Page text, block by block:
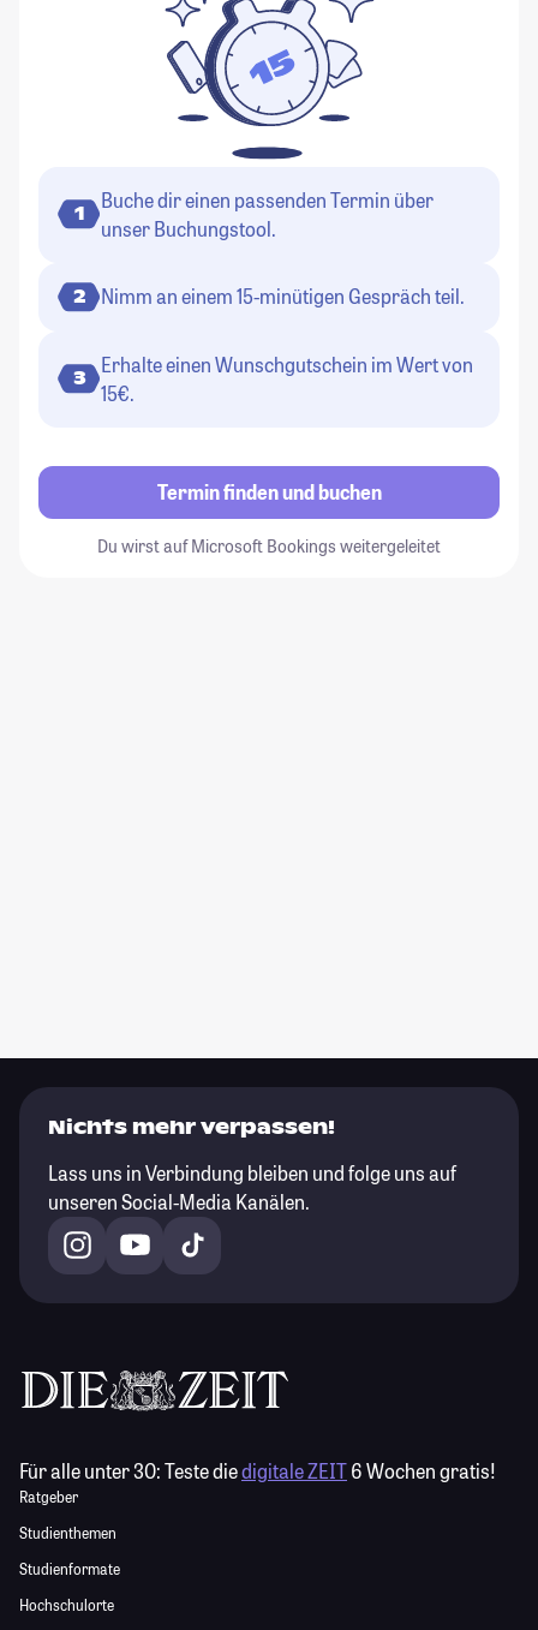
1
Buche dir einen passenden Termin über
unser Buchungstool.
2 Nimm an einem 15-minütigen Gespräch teil.
3
Erhalte einen Wunschgutschein im Wert von
15€.
Termin finden und buchen
Du wirst auf Microsoft Bookings weitergeleitet
Nichts mehr verpassen!
Lass uns in Verbindung bleiben und folge uns auf
unseren Social-Media Kanälen.
Für alle unter 30:Teste diedigitale ZEIT6 Wochen gratis!
Ratgeber
Studienthemen
Studienformate
Hochschulorte